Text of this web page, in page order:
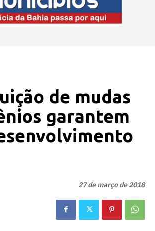
de mudas
garantem
27 de março de 2018